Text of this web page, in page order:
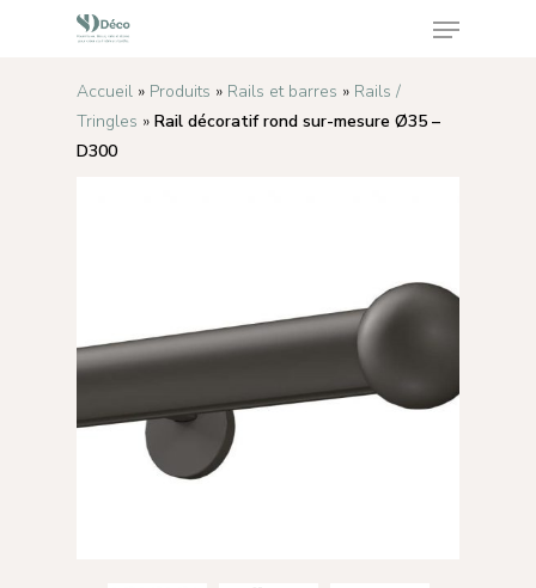
Appuyez sur Enter pour rechercher ou sur ESC
pour fermer
Accueil » Produits » Rails et barres » Rails /
Tringles » Rail décoratif rond sur-mesure Ø35 –
D300